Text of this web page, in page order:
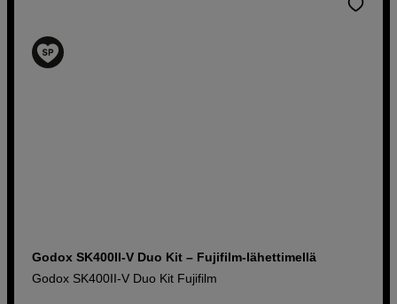
Godox SK400II-V Duo Kit – Fujifilm-lähettimellä
Godox SK400II-V Duo Kit Fujifilm